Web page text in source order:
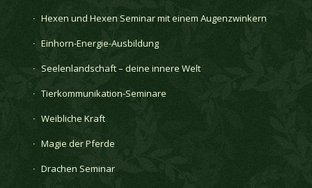
Hexen und Hexen Seminar mit einem Augenzwinkern
Einhorn-Energie-Ausbildung
Seelenlandschaft – deine innere Welt
Tierkommunikation-Seminare
Weibliche Kraft
Magie der Pferde
Drachen Seminar